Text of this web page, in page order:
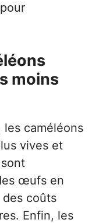
moins
les caméléons
vives et
œufs en
coûts
Enfin, les